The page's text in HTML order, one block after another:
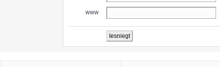
www